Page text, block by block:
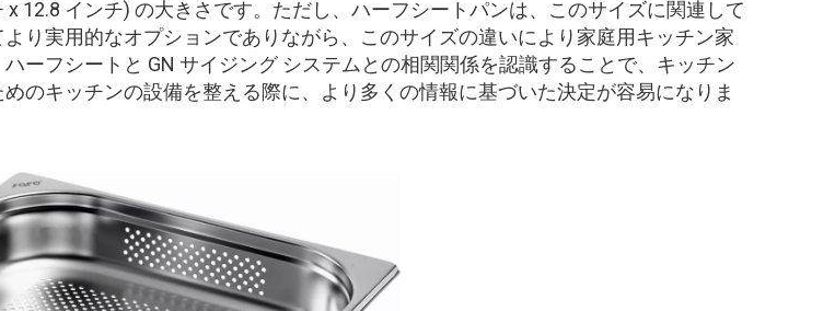
12.8 インチ) の大きさです。ただし、ハーフシートパンは、このサイズに関連して
り実用的なオプションでありながら、このサイズの違いにより家庭用キッチン家
ーフシートと GN サイジング システムとの相関関係を認識することで、キッチン
のキッチンの設備を整える際に、より多くの情報に基づいた決定が容易になりま